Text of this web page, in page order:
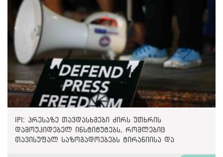
IPI: პრესაზე თავდასხმები ძირს უთხრის
დამოუკიდებელ ინსტიტუტებს, რომლებიც
თავისუფალ საზოგადოებებს ტირანიისა და